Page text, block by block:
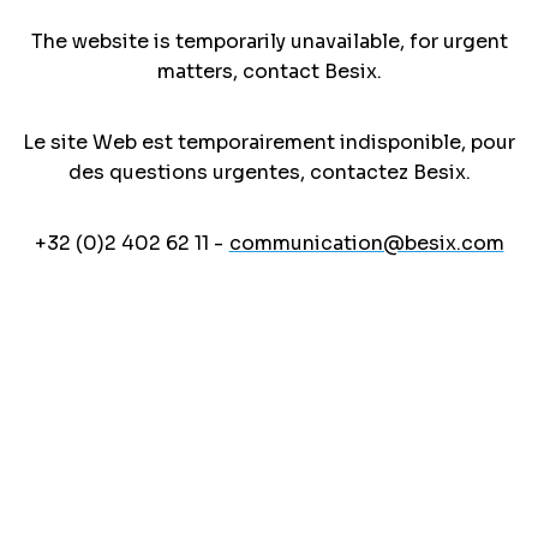
The website is temporarily unavailable, for urgent
matters, contact Besix.
Le site Web est temporairement indisponible, pour
des questions urgentes, contactez Besix.
+32 (0)2 402 62 11 - communication@besix.com